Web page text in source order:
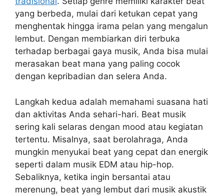
yang berbeda, mulai dari ketukan cepat yang
menghentak hingga irama pelan yang mengalun
lembut. Dengan membiarkan diri terbuka
terhadap berbagai gaya musik, Anda bisa mulai
merasakan beat mana yang paling cocok
dengan kepribadian dan selera Anda.
Langkah kedua adalah memahami suasana hati
dan aktivitas Anda sehari-hari. Beat musik
sering kali selaras dengan mood atau kegiatan
tertentu. Misalnya, saat berolahraga, Anda
mungkin menyukai beat yang cepat dan energik
seperti dalam musik EDM atau hip-hop.
Sebaliknya, ketika ingin bersantai atau
merenung, beat yang lembut dari musik akustik